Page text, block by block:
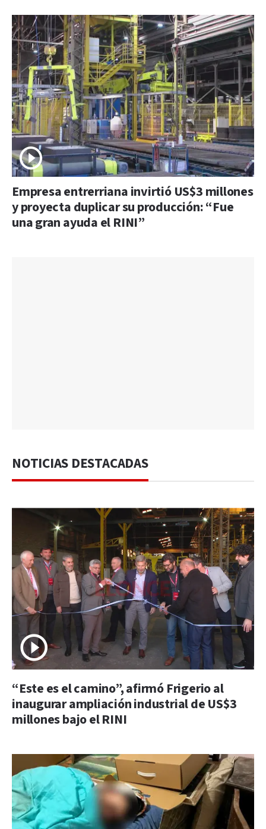
Empresa entrerriana invirtió US$3 millones
y proyecta duplicar su producción: “Fue
una gran ayuda el RINI”
NOTICIAS DESTACADAS
“Este es el camino”, afirmó Frigerio al
inaugurar ampliación industrial de US$3
millones bajo el RINI